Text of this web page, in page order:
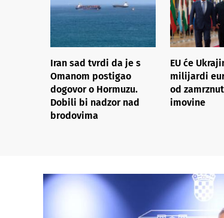
Iran sad tvrdi da je s
Omanom postigao
dogovor o Hormuzu.
Dobili bi nadzor nad
brodovima
EU će
milijardi
od
imovine